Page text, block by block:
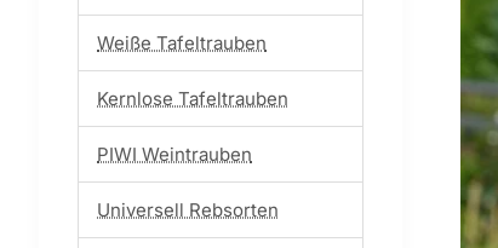
Weiße Tafeltrauben
Kernlose Tafeltrauben
PIWI Weintrauben
Universell Rebsorten